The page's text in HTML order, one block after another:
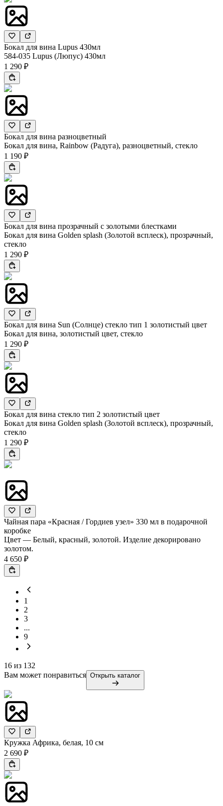
Бокал для вина Lupus 430мл
584-035 Lupus (Люпус) 430мл
1 290 ₽
Бокал для вина разноцветный
Бокал для вина, Rainbow (Радуга), разноцветный, стекло
1 190 ₽
Бокал для вина прозрачный с золотыми блестками
Бокал для вина Golden splash (Золотой всплеск), прозрачный,
стекло
1 290 ₽
Бокал для вина Sun (Солнце) стекло тип 1 золотистый цвет
Бокал для вина, золотистый цвет, стекло
1 290 ₽
Бокал для вина стекло тип 2 золотистый цвет
Бокал для вина Golden splash (Золотой всплеск), прозрачный,
стекло
1 290 ₽
Чайная пара «Красная / Гордиев узел» 330 мл в подарочной
коробке
Цвет — Белый, красный, золотой. Изделие декорировано
золотом.
4 650 ₽
1
2
3
...
9
16 из 132
Вам может понравиться Открыть каталог
Кружка Африка, белая, 10 см
2 690 ₽